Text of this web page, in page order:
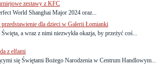
zestawy z KFC
World Shanghai Major 2024 oraz...
przedstawienie dla dzieci w Galerii Łomianki
a wraz z nimi niezwykła okazja, by przeżyć coś...
z elfami
się Świętami Bożego Narodzenia w Centrum Handlowym...